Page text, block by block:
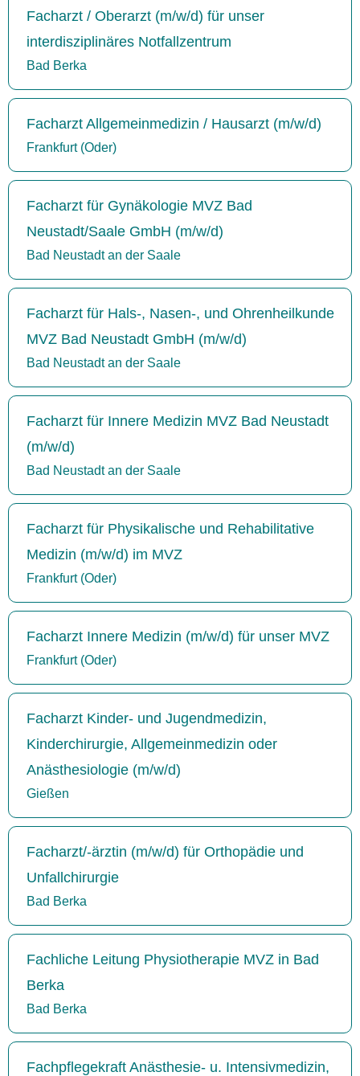
Facharzt / Oberarzt (m/w/d) für unser
interdisziplinäres Notfallzentrum
Bad Berka
Facharzt Allgemeinmedizin / Hausarzt (m/w/d)
Frankfurt (Oder)
Facharzt für Gynäkologie MVZ Bad
Neustadt/Saale GmbH (m/w/d)
Bad Neustadt an der Saale
Facharzt für Hals-, Nasen-, und Ohrenheilkunde
MVZ Bad Neustadt GmbH (m/w/d)
Bad Neustadt an der Saale
Facharzt für Innere Medizin MVZ Bad Neustadt
(m/w/d)
Bad Neustadt an der Saale
Facharzt für Physikalische und Rehabilitative
Medizin (m/w/d) im MVZ
Frankfurt (Oder)
Facharzt Innere Medizin (m/w/d) für unser MVZ
Frankfurt (Oder)
Facharzt Kinder- und Jugendmedizin,
Kinderchirurgie, Allgemeinmedizin oder
Anästhesiologie (m/w/d)
Gießen
Facharzt/-ärztin (m/w/d) für Orthopädie und
Unfallchirurgie
Bad Berka
Fachliche Leitung Physiotherapie MVZ in Bad
Berka
Bad Berka
Fachpflegekraft Anästhesie- u. Intensivmedizin,